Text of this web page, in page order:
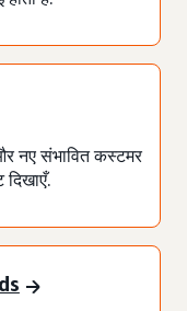
नए संभावित कस्टमर